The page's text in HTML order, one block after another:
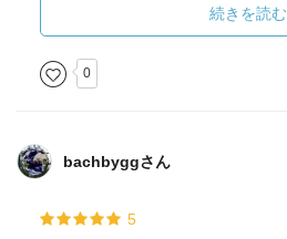
８ 日本語の計量分析の課題と限界
［ ＰＯＰ ］
［ おすすめ度 ］
☆☆☆☆☆☆☆ 文章
続きを読む
0
bachbyggさん
5